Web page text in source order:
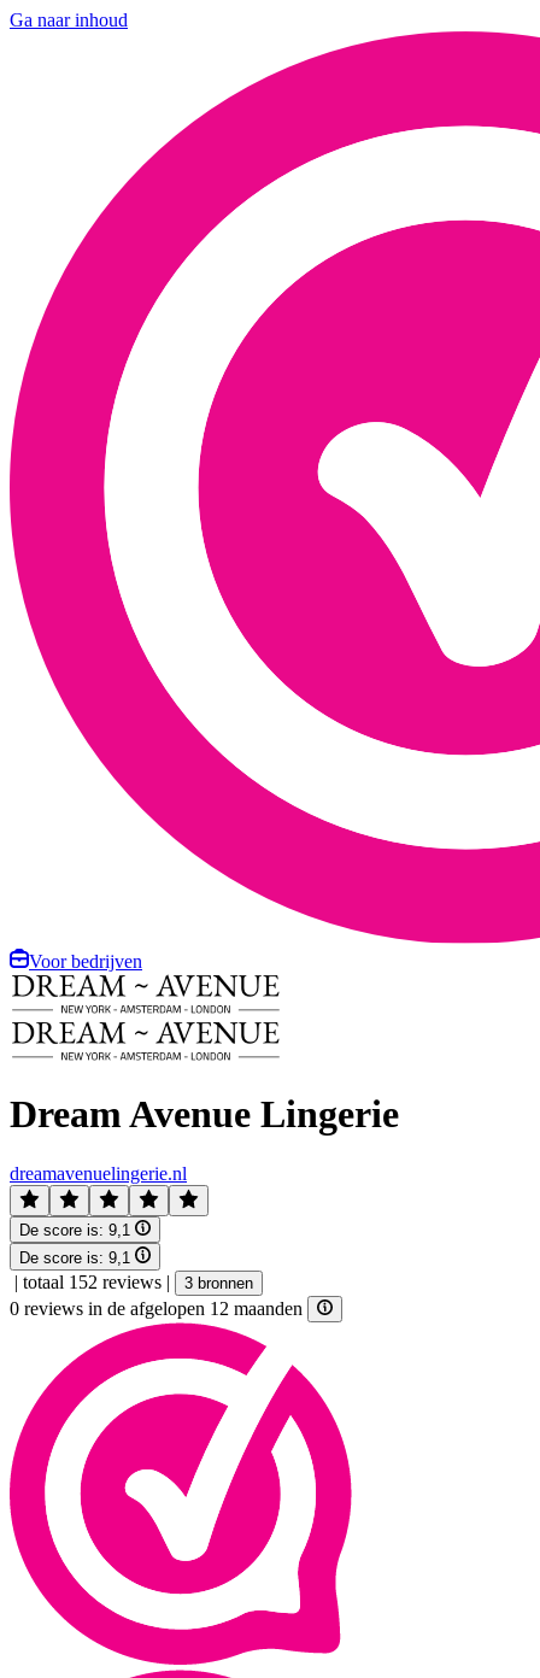
Ga naar inhoud
Voor bedrijven
Dream Avenue Lingerie
dreamavenuelingerie.nl
De score is: 9,1
De score is: 9,1
| totaal 152 reviews | 3 bronnen
0 reviews in de afgelopen 12 maanden